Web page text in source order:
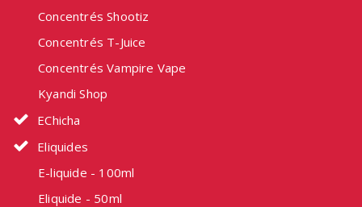
Concentrés Shootiz
Concentrés T-Juice
Concentrés Vampire Vape
Kyandi Shop
EChicha
Eliquides
E-liquide - 100ml
Eliquide - 50ml